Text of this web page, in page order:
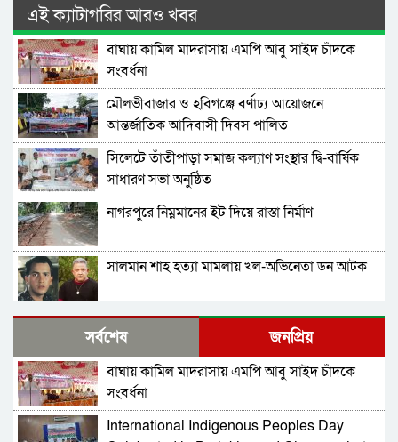
এই ক্যাটাগরির আরও খবর
বাঘায় কামিল মাদরাসায় এমপি আবু সাইদ চাঁদকে
সংবর্ধনা
মৌলভীবাজার ও হবিগঞ্জে বর্ণাঢ্য আয়োজনে
আন্তর্জাতিক আদিবাসী দিবস পালিত
সিলেটে তাঁতীপাড়া সমাজ কল্যাণ সংস্থার দ্বি-বার্ষিক
সাধারণ সভা অনুষ্ঠিত
নাগরপুরে নিম্নমানের ইট দিয়ে রাস্তা নির্মাণ
সালমান শাহ হত্যা মামলায় খল-অভিনেতা ডন আটক
নাগরপুরে এনসিপির আহ্বায়ক কমিটি অনুমোদন:
আহ্বায়ক তারিয়াশ পলাশ, সদস্য সচিব সরদার
আশরাফ
সবুজ বাংলাদেশ গড়ার প্রত্যয়ে সিলেটে বাবৌযুপ’র
দ্বিতীয় পর্যায়ে বৃক্ষরোপণ কর্মসূচি সম্পন্ন
আবারও আলিয়া মাদ্রাসা এলাকায় সংঘর্ষের আশঙ্কা,
সর্বশেষ জনপ্রিয়
বাঘায় কামিল মাদরাসায় এমপি আবু সাইদ চাঁদকে
সংবর্ধনা
International Indigenous Peoples Day